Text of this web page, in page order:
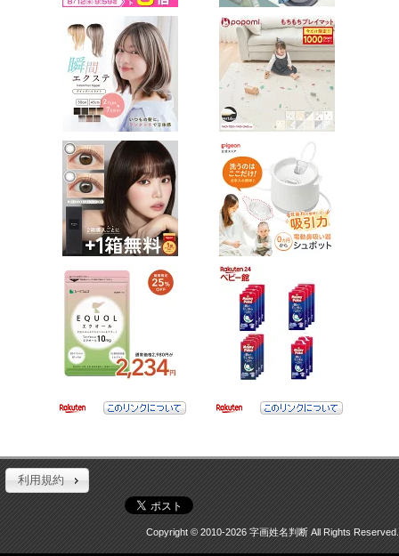
利用規約
Copyright © 2010-2026 字画姓名判断 All Rights Reserved.